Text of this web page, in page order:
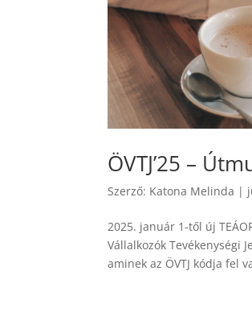
ÖVTJ’25 –
Szerző: Katona Melinda |
2025. január 1-től új
Vállalkozók Tevékenységi
aminek az ÖVTJ kódja fel